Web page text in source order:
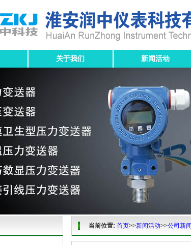
关于我们 新闻活动
当前位置: 首页>>新闻活动>>公司新闻